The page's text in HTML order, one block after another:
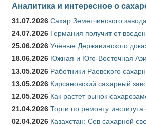
Аналитика и интересное о
31.07.2026 Сахар Земетчинского
24.07.2026 Германия получит от
25.06.2026 Учёные Державинского
18.06.2026 Южная и Юго-Восточная
13.05.2026 Работники Раевского
13.05.2026 Кирсановский сахарный
12.05.2026 Как растет рынок
21.04.2026 Торги по ремонту
02.04.2026 Казахстан: Сев сахарной